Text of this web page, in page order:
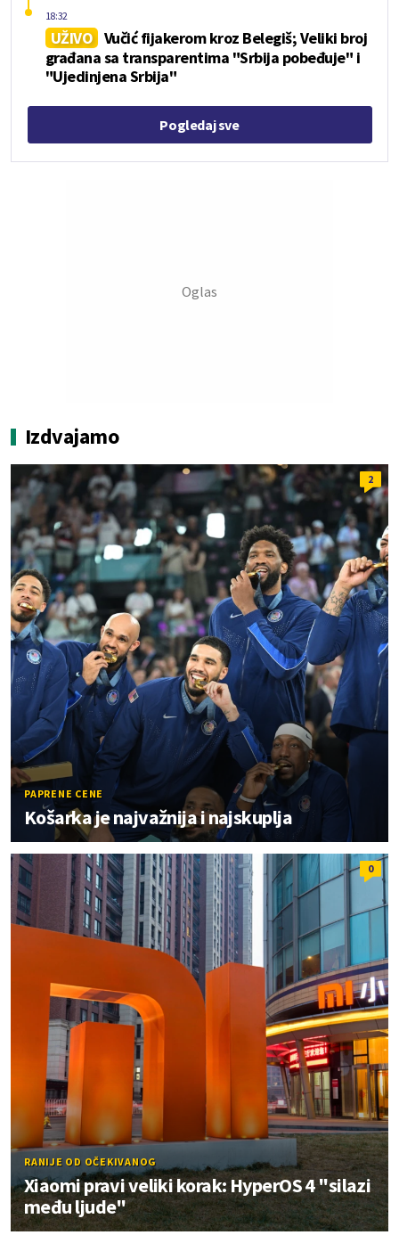
UŽIVO Vučić fijakerom kroz Belegiš; Veliki broj
građana sa transparentima "Srbija pobeđuje" i
"Ujedinjena Srbija"
18:32
Pogledaj sve
Izdvajamo
2
PAPRENE CENE
Košarka je najvažnija i najskuplja
0
RANIJE OD OČEKIVANOG
Xiaomi pravi veliki korak: HyperOS 4 "silazi
među ljude"